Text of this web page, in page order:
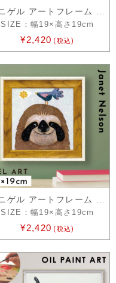
SIZE：幅19×高さ19cm
¥2,420 (税込)
SIZE：幅19×高さ19cm
¥2,420 (税込)